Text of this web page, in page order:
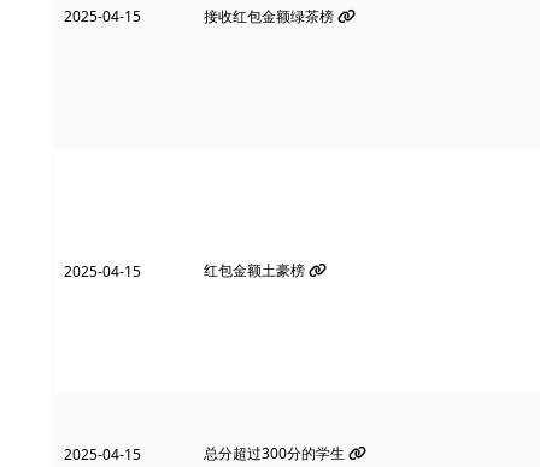
2025-04-15 接收红包金额绿茶榜
2025-04-15 红包金额土豪榜
2025-04-15 总分超过300分的学生